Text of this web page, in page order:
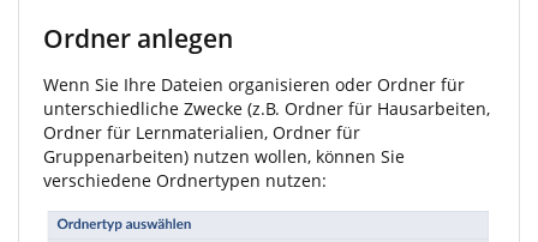
Ordner anlegen
Wenn Sie Ihre Dateien organisieren oder Ordner für
unterschiedliche Zwecke (z.B. Ordner für Hausarbeiten,
Ordner für Lernmaterialien, Ordner für
Gruppenarbeiten) nutzen wollen, können Sie
verschiedene Ordnertypen nutzen: